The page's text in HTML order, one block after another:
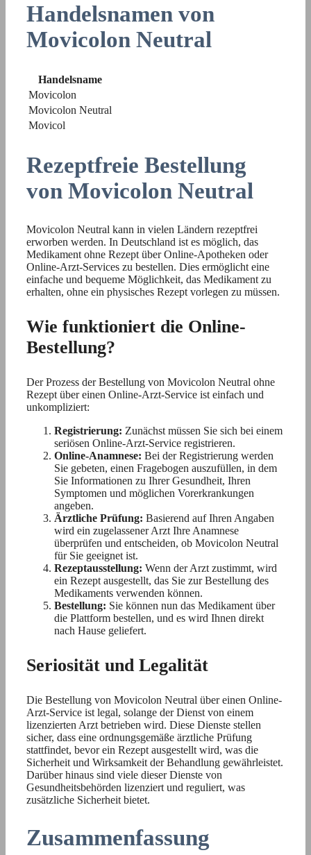
Handelsnamen von
Movicolon Neutral
Handelsname
Movicolon
Movicolon Neutral
Movicol
Rezeptfreie Bestellung
von Movicolon Neutral
Movicolon Neutral kann in vielen Ländern rezeptfrei
erworben werden. In Deutschland ist es möglich, das
Medikament ohne Rezept über Online-Apotheken oder
Online-Arzt-Services zu bestellen. Dies ermöglicht eine
einfache und bequeme Möglichkeit, das Medikament zu
erhalten, ohne ein physisches Rezept vorlegen zu müssen.
Wie funktioniert die Online-
Bestellung?
Der Prozess der Bestellung von Movicolon Neutral ohne
Rezept über einen Online-Arzt-Service ist einfach und
unkompliziert:
Registrierung: Zunächst müssen Sie sich bei einem
seriösen Online-Arzt-Service registrieren.
Online-Anamnese: Bei der Registrierung werden
Sie gebeten, einen Fragebogen auszufüllen, in dem
Sie Informationen zu Ihrer Gesundheit, Ihren
Symptomen und möglichen Vorerkrankungen
angeben.
Ärztliche Prüfung: Basierend auf Ihren Angaben
wird ein zugelassener Arzt Ihre Anamnese
überprüfen und entscheiden, ob Movicolon Neutral
für Sie geeignet ist.
Rezeptausstellung: Wenn der Arzt zustimmt, wird
ein Rezept ausgestellt, das Sie zur Bestellung des
Medikaments verwenden können.
Bestellung: Sie können nun das Medikament über
die Plattform bestellen, und es wird Ihnen direkt
nach Hause geliefert.
Seriosität und Legalität
Die Bestellung von Movicolon Neutral über einen Online-
Arzt-Service ist legal, solange der Dienst von einem
lizenzierten Arzt betrieben wird. Diese Dienste stellen
sicher, dass eine ordnungsgemäße ärztliche Prüfung
stattfindet, bevor ein Rezept ausgestellt wird, was die
Sicherheit und Wirksamkeit der Behandlung gewährleistet.
Darüber hinaus sind viele dieser Dienste von
Gesundheitsbehörden lizenziert und reguliert, was
zusätzliche Sicherheit bietet.
Zusammenfassung